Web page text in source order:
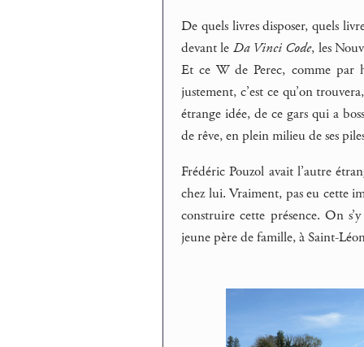
De quels livres disposer, quels
devant le Da Vinci Code, les
Et ce W de Perec, comme par
justement, c’est ce qu’on
étrange idée, de ce gars qui a
de rêve, en plein milieu de ses
Frédéric Pouzol avait l’autre
chez lui. Vraiment, pas eu cette
construire cette présence. On
jeune père de famille, à Saint-